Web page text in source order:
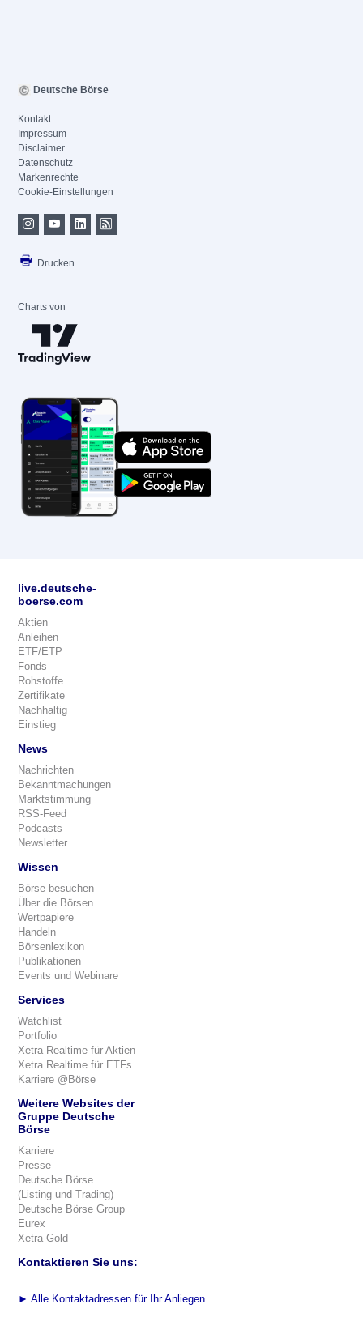
Deutsche Börse
Kontakt
Impressum
Disclaimer
Datenschutz
Markenrechte
Cookie-Einstellungen
Drucken
Charts von
live.deutsche-
boerse.com
Aktien
Anleihen
ETF/ETP
Fonds
Rohstoffe
Zertifikate
Nachhaltig
Einstieg
News
Nachrichten
Bekanntmachungen
Marktstimmung
RSS-Feed
Podcasts
Newsletter
Wissen
Börse besuchen
Über die Börsen
Wertpapiere
Handeln
Börsenlexikon
Publikationen
Events und Webinare
Services
Watchlist
Portfolio
Xetra Realtime für Aktien
Xetra Realtime für ETFs
Karriere @Börse
Weitere Websites der
Gruppe Deutsche
Börse
Karriere
Presse
Deutsche Börse
(Listing und Trading)
Deutsche Börse Group
Eurex
Xetra-Gold
Kontaktieren Sie uns:
► Alle Kontaktadressen für Ihr Anliegen